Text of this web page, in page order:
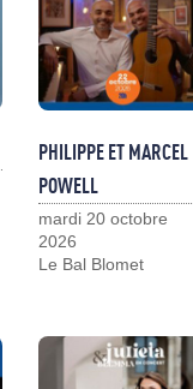
PHILIPPE ET MARCEL
POWELL
mardi 20 octobre
2026
Le Bal Blomet